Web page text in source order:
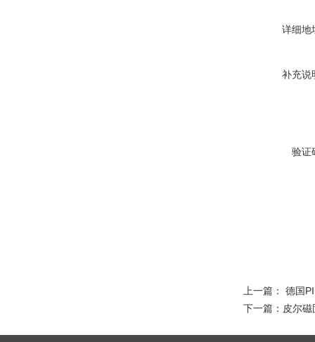
详细地
补充说
验证
上一篇： 德国
下一篇： 皮尔